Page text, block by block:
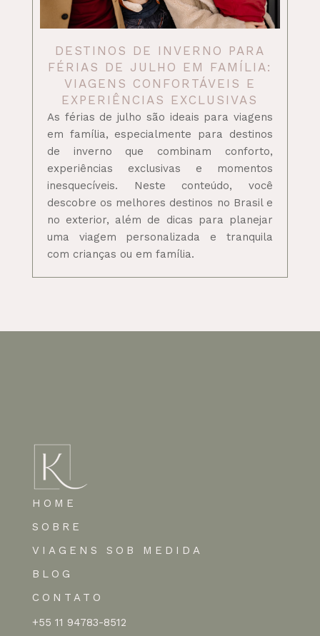
DESTINOS DE INVERNO PARA
FÉRIAS DE JULHO EM FAMÍLIA:
VIAGENS CONFORTÁVEIS E
EXPERIÊNCIAS EXCLUSIVAS
As férias de julho são ideais para viagens
em família, especialmente para destinos
de inverno que combinam conforto,
experiências exclusivas e momentos
inesquecíveis. Neste conteúdo, você
descobre os melhores destinos no Brasil e
no exterior, além de dicas para planejar
uma viagem personalizada e tranquila
com crianças ou em família.
HOME
SOBRE
VIAGENS SOB MEDIDA
BLOG
CONTATO
+55 11 94783-8512